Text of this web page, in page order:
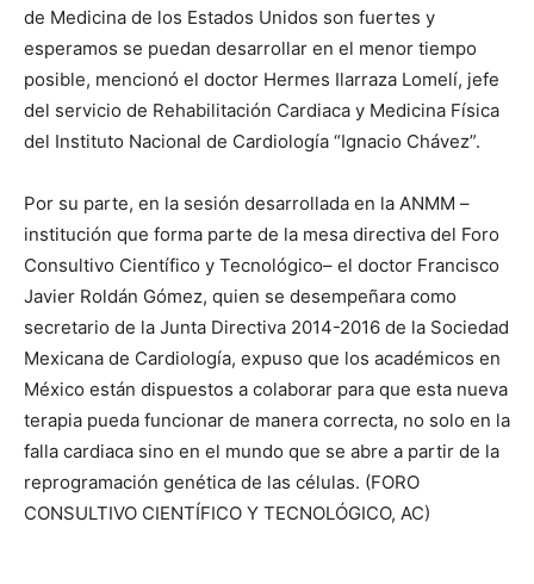
de Medicina de los Estados Unidos son fuertes y
esperamos se puedan desarrollar en el menor tiempo
posible, mencionó el doctor Hermes Ilarraza Lomelí, jefe
del servicio de Rehabilitación Cardiaca y Medicina Física
del Instituto Nacional de Cardiología “Ignacio Chávez”.
Por su parte, en la sesión desarrollada en la ANMM –
institución que forma parte de la mesa directiva del Foro
Consultivo Científico y Tecnológico– el doctor Francisco
Javier Roldán Gómez, quien se desempeñara como
secretario de la Junta Directiva 2014-2016 de la Sociedad
Mexicana de Cardiología, expuso que los académicos en
México están dispuestos a colaborar para que esta nueva
terapia pueda funcionar de manera correcta, no solo en la
falla cardiaca sino en el mundo que se abre a partir de la
reprogramación genética de las células. (FORO
CONSULTIVO CIENTÍFICO Y TECNOLÓGICO, AC)